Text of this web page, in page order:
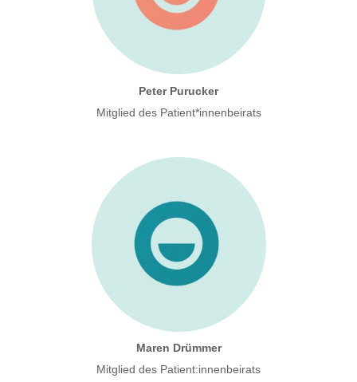
Peter Purucker
Mitglied des Patient*innenbeirats
Maren Drümmer
Mitglied des Patient:innenbeirats